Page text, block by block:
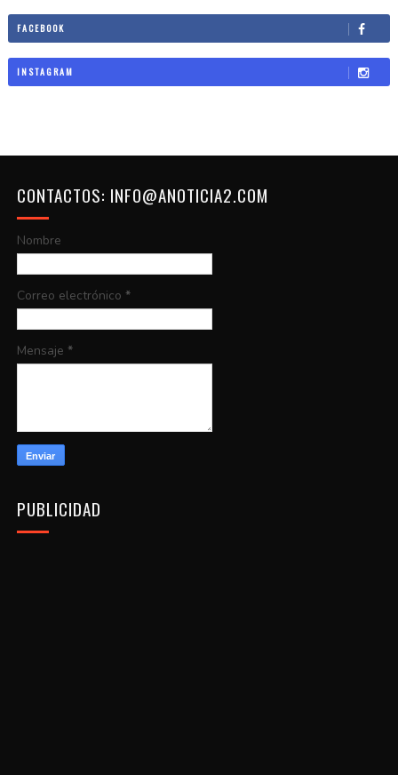
FACEBOOK
INSTAGRAM
CONTACTOS: INFO@ANOTICIA2.COM
Nombre
Correo electrónico *
Mensaje *
PUBLICIDAD